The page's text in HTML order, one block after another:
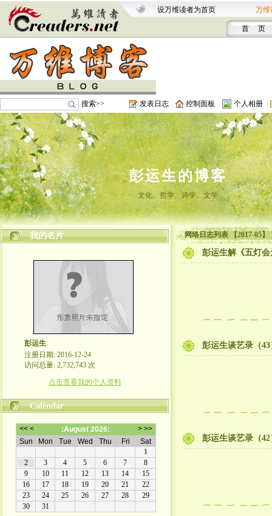
设万维读者为首页 万维
首 页
搜索>> 发表日志 控制面板 个人相册
彭运生的博客
文化、哲学、诗学、文学
我的名片
彭运生
注册日期: 2016-12-24
访问总量: 2,732,743 次
点击查看我的个人资料
Calendar
网络日志列表 【2017-05】
彭运生解《五灯
彭运生谈艺录（43
彭运生谈艺录（42